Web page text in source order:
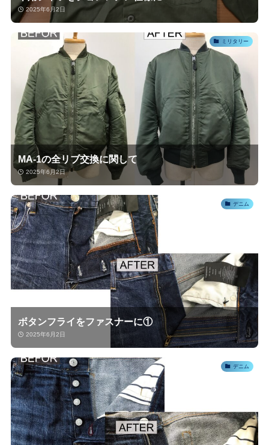
2025年6月2日
ミリタリー
MA-1の全リブ交換に関して
2025年6月2日
デニム
ボタンフライをファスナーに①
2025年6月2日
デニム